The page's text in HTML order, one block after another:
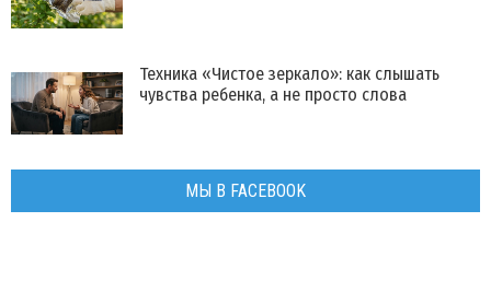
Техника «Чистое зеркало»: как слышать
чувства ребенка, а не просто слова
МЫ В FACEBOOK